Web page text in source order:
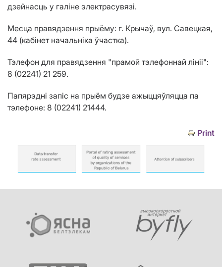
дзейнасць у галіне электрасувязі.
Месца правядзення прыёму: г. Крычаў, вул. Савецкая,
44 (кабінет начальніка ўчастка).
Тэлефон для правядзення "прамой тэлефоннай лініі":
8 (02241) 21 259.
Папярэдні запіс на прыём будзе ажыццяўляцца па
тэлефоне: 8 (02241) 21444.
Print